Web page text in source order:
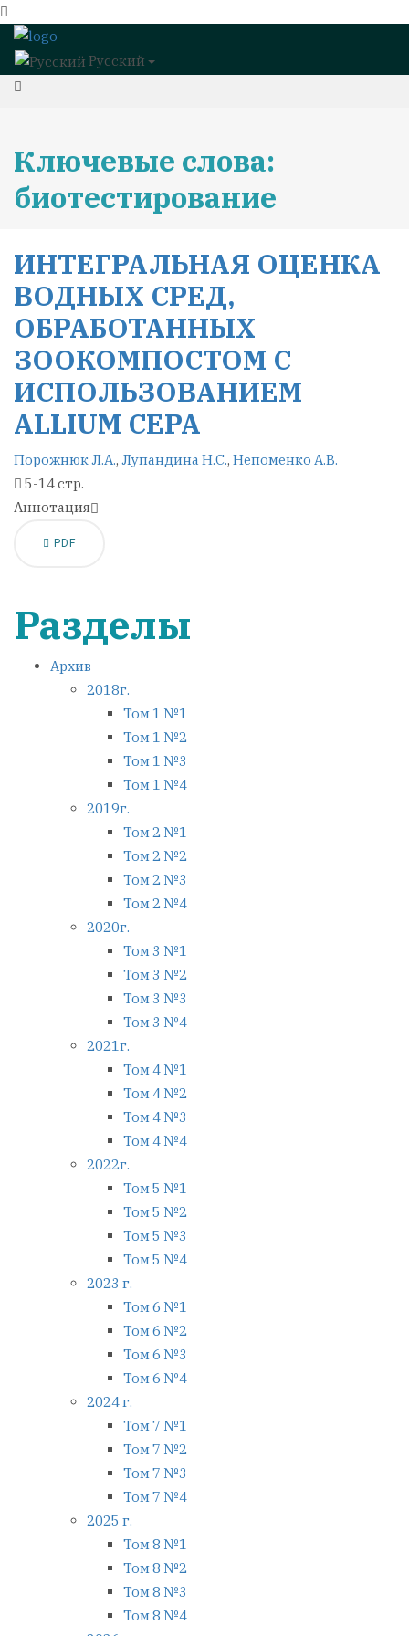
Русский
Ключевые слова:
биотестирование
ИНТЕГРАЛЬНАЯ ОЦЕНКА
ВОДНЫХ СРЕД,
ОБРАБОТАННЫХ
ЗООКОМПОСТОМ С
ИСПОЛЬЗОВАНИЕМ
ALLIUM СЕРА
Порожнюк Л.А., Лупандина Н.С., Непоменко А.В.
5-14 стр.
Аннотация
PDF
Разделы
Архив
2018г.
Том 1 №1
Том 1 №2
Том 1 №3
Том 1 №4
2019г.
Том 2 №1
Том 2 №2
Том 2 №3
Том 2 №4
2020г.
Том 3 №1
Том 3 №2
Том 3 №3
Том 3 №4
2021г.
Том 4 №1
Том 4 №2
Том 4 №3
Том 4 №4
2022г.
Том 5 №1
Том 5 №2
Том 5 №3
Том 5 №4
2023 г.
Том 6 №1
Том 6 №2
Том 6 №3
Том 6 №4
2024 г.
Том 7 №1
Том 7 №2
Том 7 №3
Том 7 №4
2025 г.
Том 8 №1
Том 8 №2
Том 8 №3
Том 8 №4